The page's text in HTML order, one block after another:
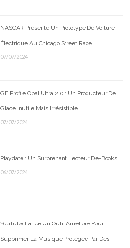
NASCAR Présente Un Prototype De Voiture
Électrique Au Chicago Street Race
07/07/2024
GE Profile Opal Ultra 2.0 : Un Producteur De
Glace Inutile Mais Irrésistible
07/07/2024
Playdate : Un Surprenant Lecteur D’e-Books
06/07/2024
YouTube Lance Un Outil Amélioré Pour
Supprimer La Musique Protégée Par Des